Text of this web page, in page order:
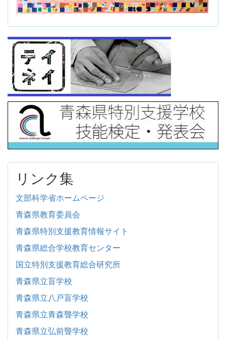
リンク集
文部科学省ホームページ
青森県教育委員会
青森県特別支援教育情報サイト
青森県総合学校教育センター
国立特別支援教育総合研究所
青森県立盲学校
青森県立八戸盲学校
青森県立青森聾学校
青森県立弘前聾学校